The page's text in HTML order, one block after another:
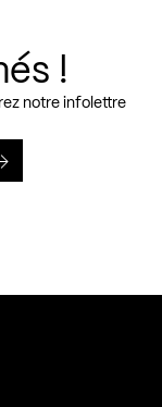
!
notre infolettre